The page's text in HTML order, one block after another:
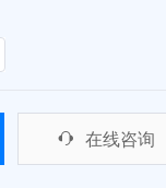
在线咨询